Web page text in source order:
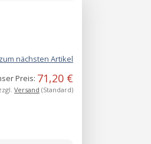
zum nächsten Artikel
Preis: 71,20 €
Versand (Standard)